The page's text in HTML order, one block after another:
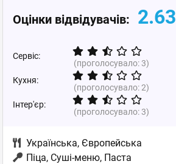
Оцінки відвідувачів: 2.63
Сервіс:
(проголосувало:3)
Кухня:
(проголосувало:2)
Інтер'єр:
(проголосувало:3)
Українська, Європейська
Піца, Суші-меню, Паста